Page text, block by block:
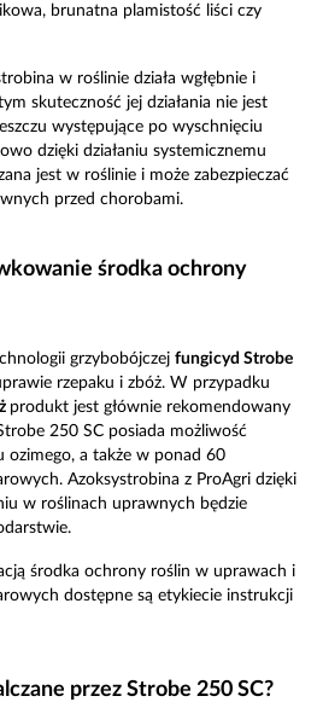
brunatna plamistość liści czy
w roślinie działa wgłębnie i
skuteczność jej działania nie jest
występujące po wyschnięciu
dzięki działaniu systemicznemu
jest w roślinie i może zabezpieczać
przed chorobami.
środka ochrony
grzybobójczej fungicyd Strobe
rzepaku i zbóż. W przypadku
produkt jest głównie rekomendowany
250 SC posiada możliwość
ozimego, a także w ponad 60
Azoksystrobina z ProAgri dzięki
w roślinach uprawnych będzie
środka ochrony roślin w uprawach i
dostępne są etykiecie instrukcji
przez Strobe 250 SC?